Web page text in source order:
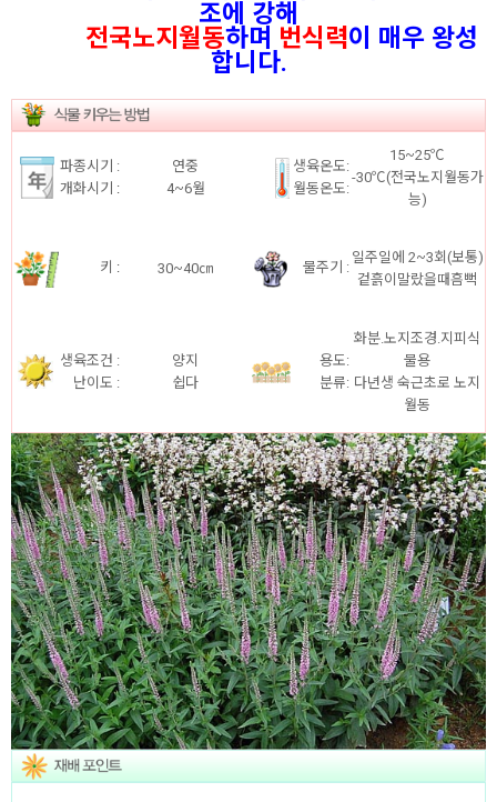
조에 강해
전국노지월동하며 번식력이 매우 왕성
합니다.
파종시기 :
개화시기 :
연중
4~6월
생육온도:
월동온도:
15~25℃
-30℃(전국노지월동가
능)
키 : 30~40㎝ 물주기 :일주일에 2~3회(보통)
겉흙이말랐을때흠뻑
생육조건 :
난이도 :
양지
쉽다
용도:
분류:
화분.노지조경.지피식
물용
다년생 숙근초로 노지
월동